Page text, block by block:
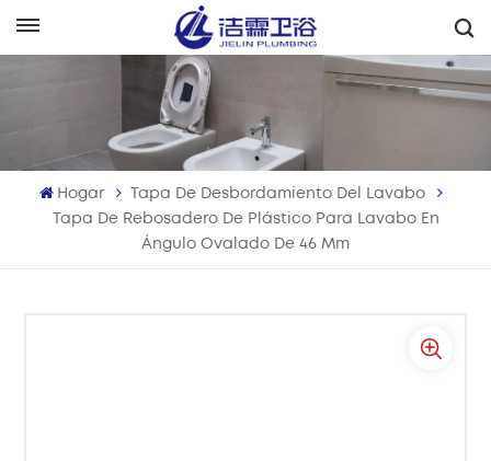
Français
Deutsch
Hogar
Tapa De Desbordamiento Del Lavabo
Tapa De Rebosadero De Plástico Para Lavabo En
Ángulo Ovalado De 46 Mm